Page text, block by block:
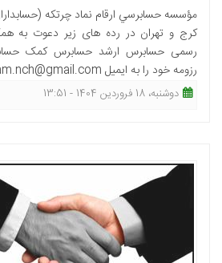
مؤسسه حسابرسي ارقام نماد چرتکه
کرج و تهران در رده های زیر دعوت به
رسمی حسابرس ارشد حسابرس کمک
رزومه خود را به ایمیل argham.nch@gmail.com ارسال ن...
دوشنبه، 18 فروردین 1404 - 13:51